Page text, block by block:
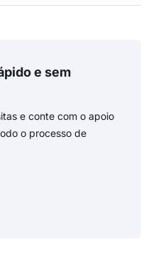
e sem
e conte com o apoio
o processo de